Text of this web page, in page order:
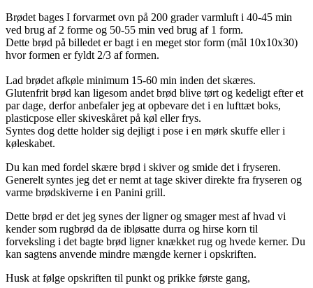
Brødet bages I forvarmet ovn på 200 grader varmluft i 40-45 min
ved brug af 2 forme og 50-55 min ved brug af 1 form.
Dette brød på billedet er bagt i en meget stor form (mål 10x10x30)
hvor formen er fyldt 2/3 af formen.
Lad brødet afkøle minimum 15-60 min inden det skæres.
Glutenfrit brød kan ligesom andet brød blive tørt og kedeligt efter et
par dage, derfor anbefaler jeg at opbevare det i en lufttæt boks,
plasticpose eller skiveskåret på køl eller frys.
Syntes dog dette holder sig dejligt i pose i en mørk skuffe eller i
køleskabet.
Du kan med fordel skære brød i skiver og smide det i fryseren.
Generelt syntes jeg det er nemt at tage skiver direkte fra fryseren og
varme brødskiverne i en Panini grill.
Dette brød er det jeg synes der ligner og smager mest af hvad vi
kender som rugbrød da de ibløsatte durra og hirse korn til
forveksling i det bagte brød ligner knækket rug og hvede kerner. Du
kan sagtens anvende mindre mængde kerner i opskriften.
Husk at følge opskriften til punkt og prikke første gang,